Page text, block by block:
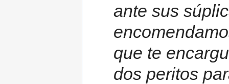
ante sus
que te
dos peritos